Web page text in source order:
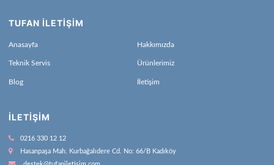
TUFAN İLETİŞİM
Anasayfa Hakkımızda
Teknik Servis Ürünlerimiz
Blog İletişim
İLETIŞIM
0216 330 12 12
Hasanpaşa Mah. Kurbağalıdere Cd. No: 66/B Kadıköy